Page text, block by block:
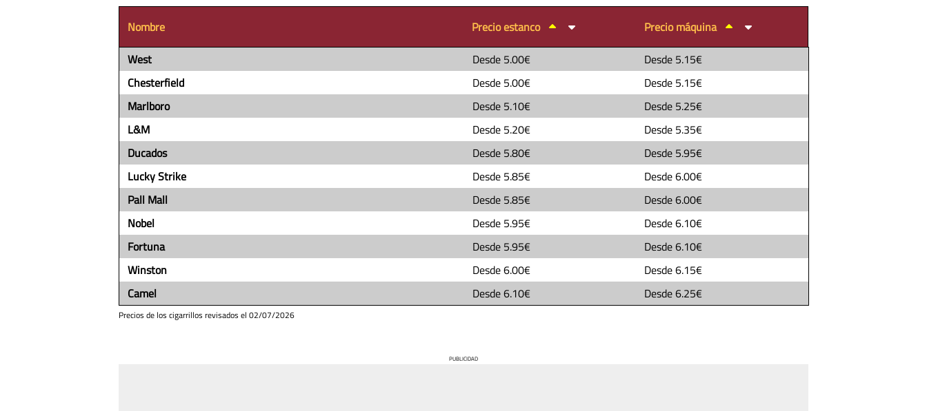
Nombre Precio estanco
Precio máquina
West
Desde 5.00€ Desde 5.15€
Chesterfield
Desde 5.00€ Desde 5.15€
Marlboro
Desde 5.10€ Desde 5.25€
L&M
Desde 5.20€ Desde 5.35€
Ducados
Desde 5.80€ Desde 5.95€
Lucky Strike
Desde 5.85€ Desde6.00€
Pall Mall
Desde 5.85€ Desde6.00€
Nobel
Desde 5.95€ Desde6.10€
Fortuna
Desde 5.95€ Desde6.10€
Winston
Desde6.00€ Desde6.15€
Camel
Desde6.10€ Desde6.25€
Precios de los cigarrillos revisados el 02/07/2026
PUBLICIDAD